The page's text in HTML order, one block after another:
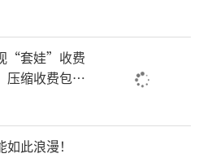
“套娃”收费
缩收费包比
此浪漫！